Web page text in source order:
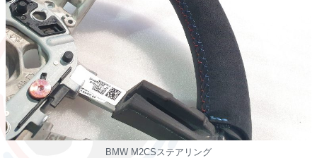
BMW M2CSステアリング